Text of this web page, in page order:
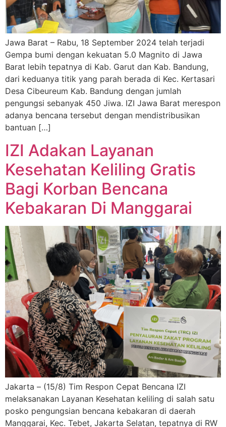
Jawa Barat – Rabu, 18 September 2024 telah terjadi
Gempa bumi dengan kekuatan 5.0 Magnito di Jawa
Barat lebih tepatnya di Kab. Garut dan Kab. Bandung,
dari keduanya titik yang parah berada di Kec. Kertasari
Desa Cibeureum Kab. Bandung dengan jumlah
pengungsi sebanyak 450 Jiwa. IZI Jawa Barat merespon
adanya bencana tersebut dengan mendistribusikan
bantuan […]
IZI Adakan Layanan
Kesehatan Keliling Gratis
Bagi Korban Bencana
Kebakaran Di Manggarai
Jakarta – (15/8) Tim Respon Cepat Bencana IZI
melaksanakan Layanan Kesehatan keliling di salah satu
posko pengungsian bencana kebakaran di daerah
Manggarai, Kec. Tebet, Jakarta Selatan, tepatnya di RW